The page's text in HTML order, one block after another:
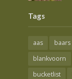
Tags
aas baars
blankvoorn
bucketlist